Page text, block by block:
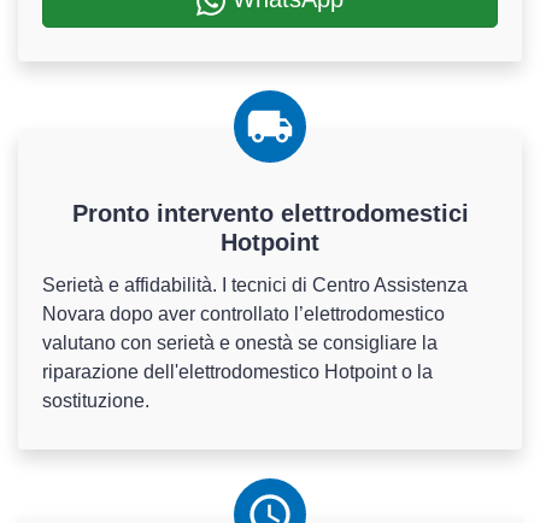
Pronto intervento elettrodomestici
Hotpoint
Serietà e affidabilità. I tecnici di Centro Assistenza
Novara dopo aver controllato l’elettrodomestico
valutano con serietà e onestà se consigliare la
riparazione dell'elettrodomestico Hotpoint o la
sostituzione.